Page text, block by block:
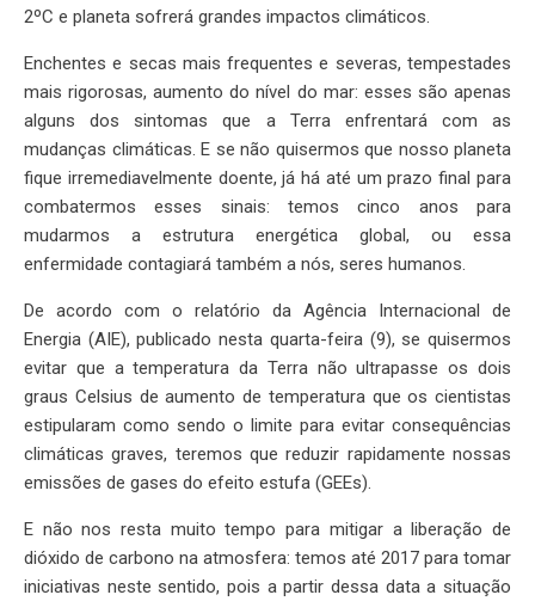
2ºC e planeta sofrerá grandes impactos climáticos.
Enchentes e secas mais frequentes e severas, tempestades
mais rigorosas, aumento do nível do mar: esses são apenas
alguns dos sintomas que a Terra enfrentará com as
mudanças climáticas. E se não quisermos que nosso planeta
fique irremediavelmente doente, já há até um prazo final para
combatermos esses sinais: temos cinco anos para
mudarmos a estrutura energética global, ou essa
enfermidade contagiará também a nós, seres humanos.
De acordo com o relatório da Agência Internacional de
Energia (AIE), publicado nesta quarta-feira (9), se quisermos
evitar que a temperatura da Terra não ultrapasse os dois
graus Celsius de aumento de temperatura que os cientistas
estipularam como sendo o limite para evitar consequências
climáticas graves, teremos que reduzir rapidamente nossas
emissões de gases do efeito estufa (GEEs).
E não nos resta muito tempo para mitigar a liberação de
dióxido de carbono na atmosfera: temos até 2017 para tomar
iniciativas neste sentido, pois a partir dessa data a situação